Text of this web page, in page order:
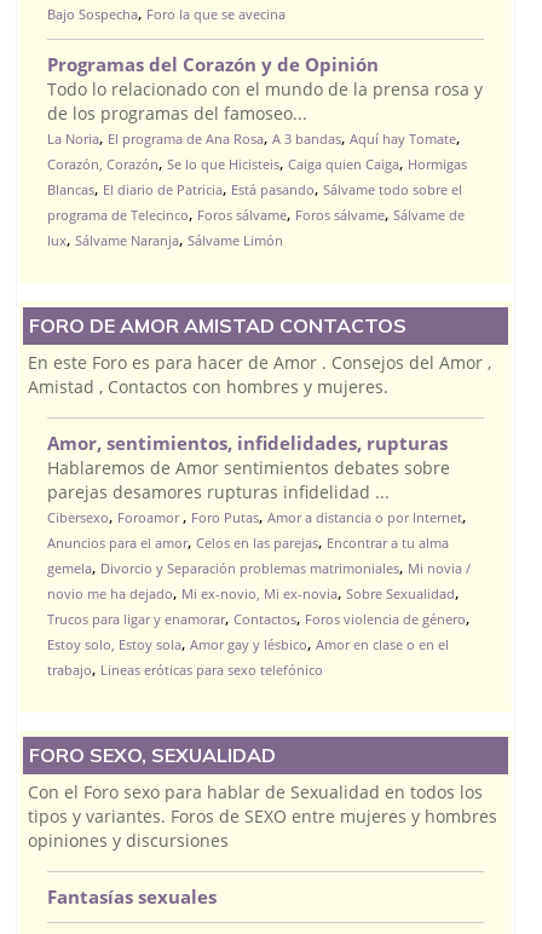
Bajo Sospecha, Foro la que se avecina
Programas del Corazón y de Opinión
Todo lo relacionado con el mundo de la prensa rosa y
de los programas del famoseo...
La Noria, El programa de Ana Rosa, A 3 bandas, Aquí hay Tomate,
Corazón, Corazón, Se lo que Hicisteis, Caiga quien Caiga, Hormigas
Blancas, El diario de Patricia, Está pasando, Sálvame todo sobre el
programa de Telecinco, Foros sálvame, Foros sálvame, Sálvame de
lux, Sálvame Naranja, Sálvame Limón
FORO DE AMOR AMISTAD CONTACTOS
En este Foro es para hacer de Amor . Consejos del Amor ,
Amistad , Contactos con hombres y mujeres.
Amor, sentimientos, infidelidades, rupturas
Hablaremos de Amor sentimientos debates sobre
parejas desamores rupturas infidelidad ...
Cibersexo, Foroamor, Foro Putas, Amor a distancia o por Internet,
Anuncios para el amor, Celos en las parejas, Encontrar a tu alma
gemela, Divorcio y Separación problemas matrimoniales, Mi novia /
novio me ha dejado, Mi ex-novio, Mi ex-novia, Sobre Sexualidad,
Trucos para ligar y enamorar, Contactos, Foros violencia de género,
Estoy solo, Estoy sola, Amor gay y lésbico, Amor en clase o en el
trabajo, Lineas eróticas para sexo telefónico
FORO SEXO, SEXUALIDAD
Con el Foro sexo para hablar de Sexualidad en todos los
tipos y variantes. Foros de SEXO entre mujeres y hombres
opiniones y discursiones
Fantasías sexuales